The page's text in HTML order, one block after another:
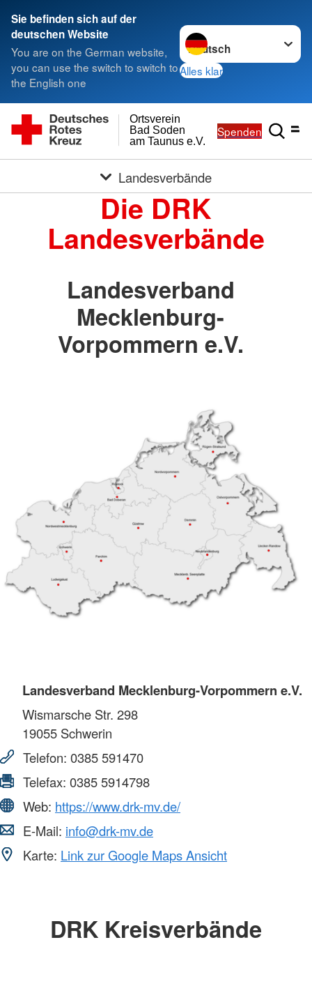
Sie befinden sich auf der
deutschen Website
You are on the German website,
you can use the switch to switch to
the English one
Sprache wechseln zu
Alles klar
am Taunus e.V.
Bad Soden
Ortsverein
Spenden
Landesverbände
Die DRK
Landesverbände
Landesverband
Mecklenburg-
Vorpommern e.V.
Landesverband Mecklenburg-Vorpommern e.V.
Wismarsche Str. 298
19055 Schwerin
Telefon: 0385 591470
Telefax: 0385 5914798
Web: https://www.drk-mv.de/
E-Mail: info@drk-mv.de
Karte: Link zur Google Maps Ansicht
DRK Kreisverbände